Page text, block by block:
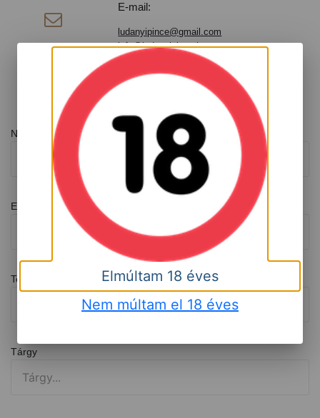

E-mail:
ludanyipince@gmail.com
info@ludanyipince.hu
Név
Email
Telefonszám
Tárgy
Elmúltam 18 éves
Nem múltam el 18 éves